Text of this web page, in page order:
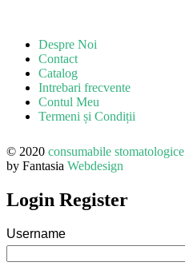
Despre Noi
Contact
Catalog
Intrebari frecvente
Contul Meu
Termeni și Condiții
©️ 2020 consumabile stomatologice
by Fantasia Webdesign
Login Register
Username